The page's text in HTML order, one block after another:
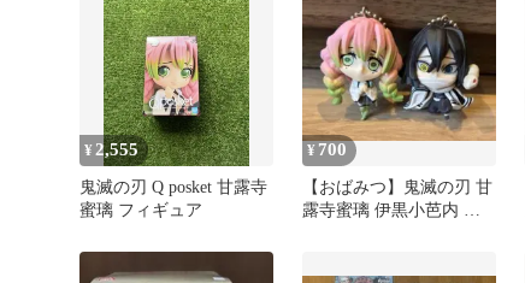
¥ 2,555
鬼滅の刃 Q posket 甘露寺
蜜璃 フィギュア
¥ 700
【おばみつ】鬼滅の刃 甘
露寺蜜璃 伊黒小芭内 キ